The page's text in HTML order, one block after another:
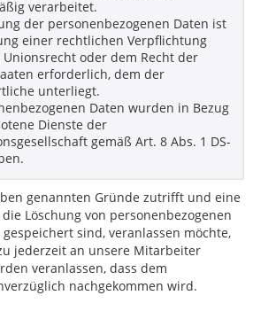
verarbeitet.
der personenbezogenen Daten ist
einer rechtlichen Verpflichtung
Unionsrecht oder dem Recht der
erforderlich, dem der
unterliegt.
Daten wurden in Bezug
Dienste der
gemäß Art. 8 Abs. 1 DS-
genannten Gründe zutrifft und eine
Löschung von personenbezogenen
sind, veranlassen möchte,
jederzeit an unsere Mitarbeiter
veranlassen, dass dem
nachgekommen wird.